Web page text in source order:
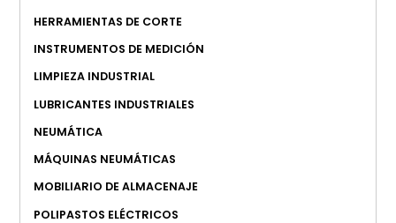
HERRAMIENTAS DE CORTE
INSTRUMENTOS DE MEDICIÓN
LIMPIEZA INDUSTRIAL
LUBRICANTES INDUSTRIALES
NEUMÁTICA
MÁQUINAS NEUMÁTICAS
MOBILIARIO DE ALMACENAJE
POLIPASTOS ELÉCTRICOS